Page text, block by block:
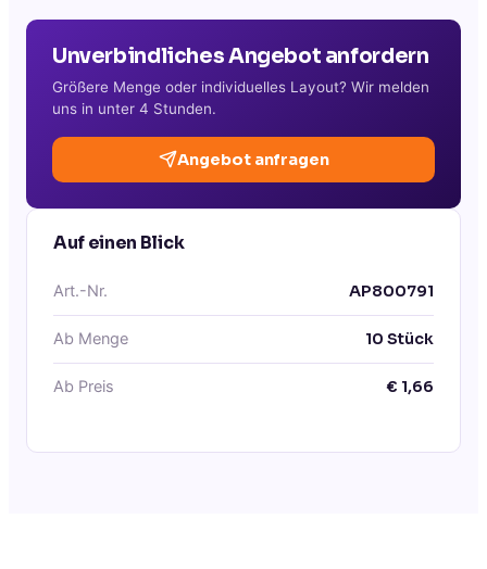
Unverbindliches Angebot anfordern
Größere Menge oder individuelles Layout? Wir melden
uns in unter 4 Stunden.
Angebot anfragen
Auf einen Blick
Art.-Nr. AP800791
Ab Menge 10 Stück
Ab Preis € 1,66